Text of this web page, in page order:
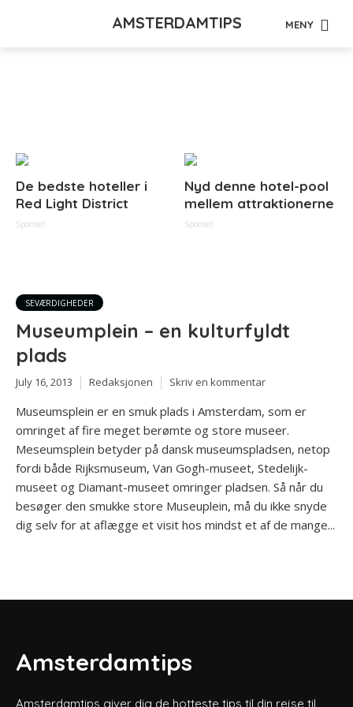
AMSTERDAMTIPS MENY
De bedste hoteller i
Red Light District
Sponset
Nyd denne hotel-pool
mellem attraktionerne
Sponset
SEVÆRDIGHEDER
Museumplein – en kulturfyldt
plads
July 16, 2013 Redaksjonen Skriv en kommentar
Museumsplein er en smuk plads i Amsterdam, som er
omringet af fire meget berømte og store museer.
Meseumsplein betyder på dansk museumspladsen, netop
fordi både Rijksmuseum, Van Gogh-museet, Stedelijk-
museet og Diamant-museet omringer pladsen. Så når du
besøger den smukke store Museuplein, må du ikke snyde
dig selv for at aflægge et visit hos mindst et af de mange...
Amsterdamtips
Amsterdamtips giver dig de hotteste tips til din rejse til